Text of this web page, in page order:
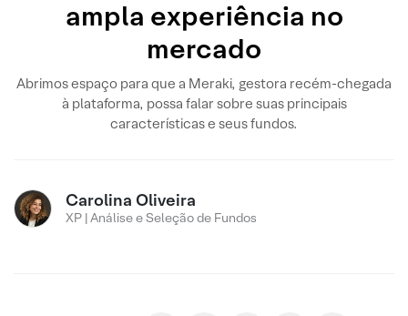
ampla experiência no
mercado
Abrimos espaço para que a Meraki, gestora recém-chegada
à plataforma, possa falar sobre suas principais
características e seus fundos.
Carolina Oliveira
XP | Análise e Seleção de Fundos